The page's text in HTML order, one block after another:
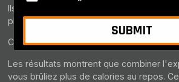
Ils s'attendaient à ce que les nageurs
plutôt découvert qu'ils étaient tout
Ce que tout cela signifie
Les résultats montrent que combiner
vous brûliez plus de calories au repos.
SUBMIT